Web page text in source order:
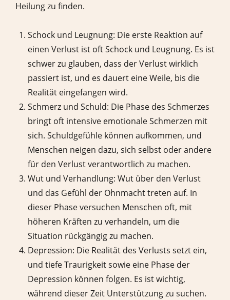
Heilung zu finden.
Schock und Leugnung: Die erste Reaktion auf
einen Verlust ist oft Schock und Leugnung. Es ist
schwer zu glauben, dass der Verlust wirklich
passiert ist, und es dauert eine Weile, bis die
Realität eingefangen wird.
Schmerz und Schuld: Die Phase des Schmerzes
bringt oft intensive emotionale Schmerzen mit
sich. Schuldgefühle können aufkommen, und
Menschen neigen dazu, sich selbst oder andere
für den Verlust verantwortlich zu machen.
Wut und Verhandlung: Wut über den Verlust
und das Gefühl der Ohnmacht treten auf. In
dieser Phase versuchen Menschen oft, mit
höheren Kräften zu verhandeln, um die
Situation rückgängig zu machen.
Depression: Die Realität des Verlusts setzt ein,
und tiefe Traurigkeit sowie eine Phase der
Depression können folgen. Es ist wichtig,
während dieser Zeit Unterstützung zu suchen.